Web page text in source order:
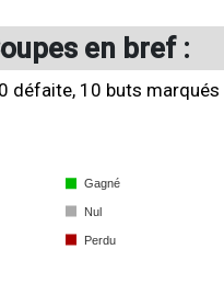
en bref :
défaite, 10 buts marqués